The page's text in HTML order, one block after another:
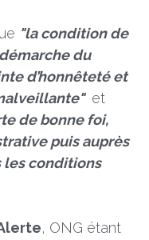
"la condition de
du
d’honnêteté et
et
de bonne foi,
puis auprès
les conditions
, ONG étant